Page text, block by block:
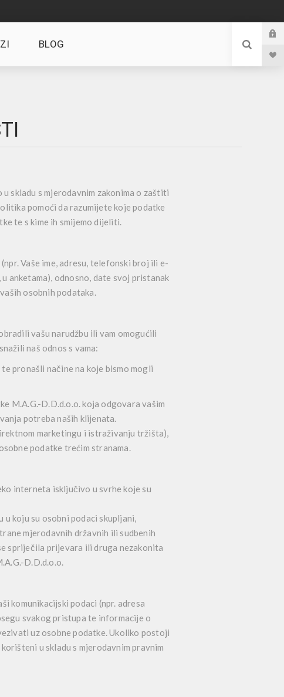
BLOG
skladu s mjerodavnim zakonima o zaštiti
pomoći da razumijete koje podatke
te s kime ih smijemo dijeliti.
Vaše ime, adresu, telefonski broj ili e-
anketama), odnosno, date svoj pristanak
osobnih podataka.
vašu narudžbu ili vam omogućili
naš odnos s vama:
pronašli načine na koje bismo mogli
M.A.G.-D.D.d.o.o. koja odgovara vašim
potreba naših klijenata.
marketingu i istraživanju tržišta),
podatke trećim stranama.
interneta isključivo u svrhe koje su
koju su osobni podaci skupljani,
mjerodavnih državnih ili sudbenih
spriječila prijevara ili druga nezakonita
D.D.d.o.o.
komunikacijski podaci (npr. adresa
svakog pristupa te informacije o
uz osobne podatke. Ukoliko postoji
u skladu s mjerodavnim pravnim